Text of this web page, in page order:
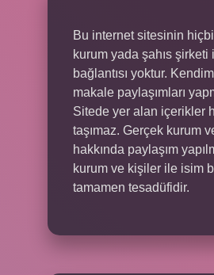
Bu internet sitesinin
kurum yada şahıs şirketi
bağlantısı yoktur.
makale paylaşımları
Sitede yer alan içerikler
taşımaz. Gerçek kurum
hakkında paylaşım
kurum ve kişiler ile isim
tamamen tesadüfidir.